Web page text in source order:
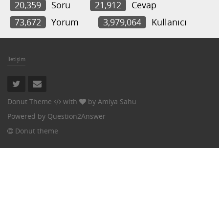
20,359 Soru 21,912
Cevap
73,672
Yorum 3,979,064 Kullanıcı
İletişim
Donut Theme with by Amiya Sahu
Powered by Question2Answer
Donut theme